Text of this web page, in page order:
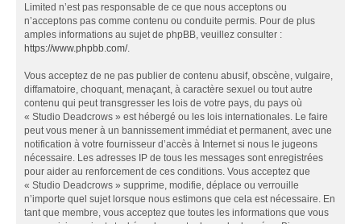
Limited n’est pas responsable de ce que nous acceptons ou
n’acceptons pas comme contenu ou conduite permis. Pour de plus
amples informations au sujet de phpBB, veuillez consulter :
https://www.phpbb.com/.
Vous acceptez de ne pas publier de contenu abusif, obscène, vulgaire,
diffamatoire, choquant, menaçant, à caractère sexuel ou tout autre
contenu qui peut transgresser les lois de votre pays, du pays où
« Studio Deadcrows » est hébergé ou les lois internationales. Le faire
peut vous mener à un bannissement immédiat et permanent, avec une
notification à votre fournisseur d’accès à Internet si nous le jugeons
nécessaire. Les adresses IP de tous les messages sont enregistrées
pour aider au renforcement de ces conditions. Vous acceptez que
« Studio Deadcrows » supprime, modifie, déplace ou verrouille
n’importe quel sujet lorsque nous estimons que cela est nécessaire. En
tant que membre, vous acceptez que toutes les informations que vous